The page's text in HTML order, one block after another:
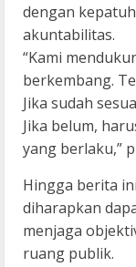
dengan
akuntabilitas.
“Kami
berkembang.
Jika sudah
Jika belum,
yang berlaku,”
Hingga berita
diharapkan
menjaga
ruang publik.